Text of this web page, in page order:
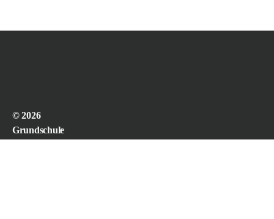
© 2026
Grundschule